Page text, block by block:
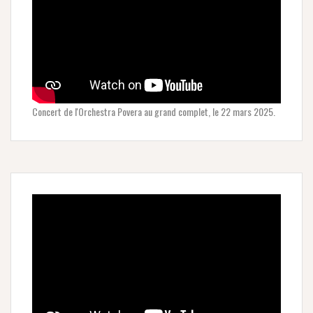
Concert de l'Orchestra Povera au grand complet, le 22 mars 2025.